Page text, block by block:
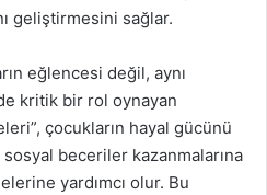
geliştirmesini sağlar.
eğlencesi değil, aynı
kritik bir rol oynayan
çocukların hayal gücünü
beceriler kazanmalarına
yardımcı olur. Bu